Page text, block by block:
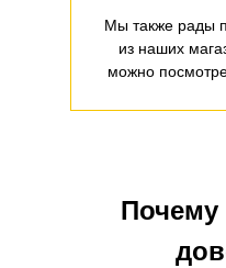
Мы также рады
из наших
можно